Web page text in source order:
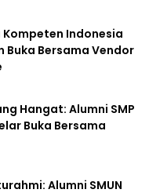
Kompeten Indonesia
Buka Bersama Vendor
Hangat: Alumni SMP
Buka Bersama
Alumni SMUN